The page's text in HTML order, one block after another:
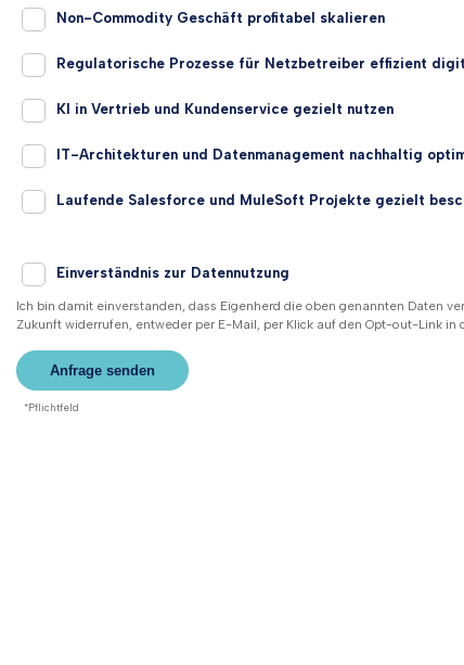
Non-Commodity Geschäft profitabel skalieren
Regulatorische Prozesse für Netzbetreiber effizient
KI in Vertrieb und Kundenservice gezielt nutzen
IT-Architekturen und Datenmanagement nachhaltig
Laufende Salesforce und MuleSoft Projekte gezielt
Einverständnis zur Datennutzung
Ich bin damit einverstanden, dass Eigenherd die oben genannten Daten
Zukunft widerrufen, entweder per E-Mail, per Klick auf den Opt-out-Link
*Pflichtfeld